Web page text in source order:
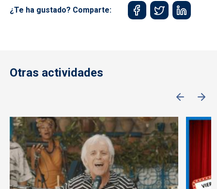
¿Te ha gustado? Comparte:
Otras actividades